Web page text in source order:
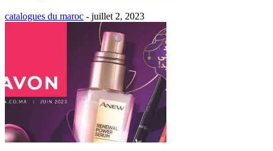
catalogues du maroc - juillet 2, 2023